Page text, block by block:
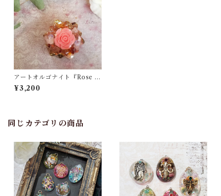
アートオルゴナイト『Rose B
utterfly』
¥3,200
同じカテゴリの商品